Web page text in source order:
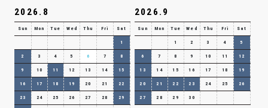
2026.8
Sun Mon Tue Wed Thu Fri Sat
1
2 3 4 5 6 7 8
9 10 11 12 13 14 15
16 17 18 19 20 21 22
23 24 25 26 27 28 29
2026.9
Sun Mon Tue Wed Thu Fri Sat
1 2 3 4 5
6 7 8 9 10 11 12
13 14 15 16 17 18 19
20 21 22 23 24 25 26
27 28 29 30